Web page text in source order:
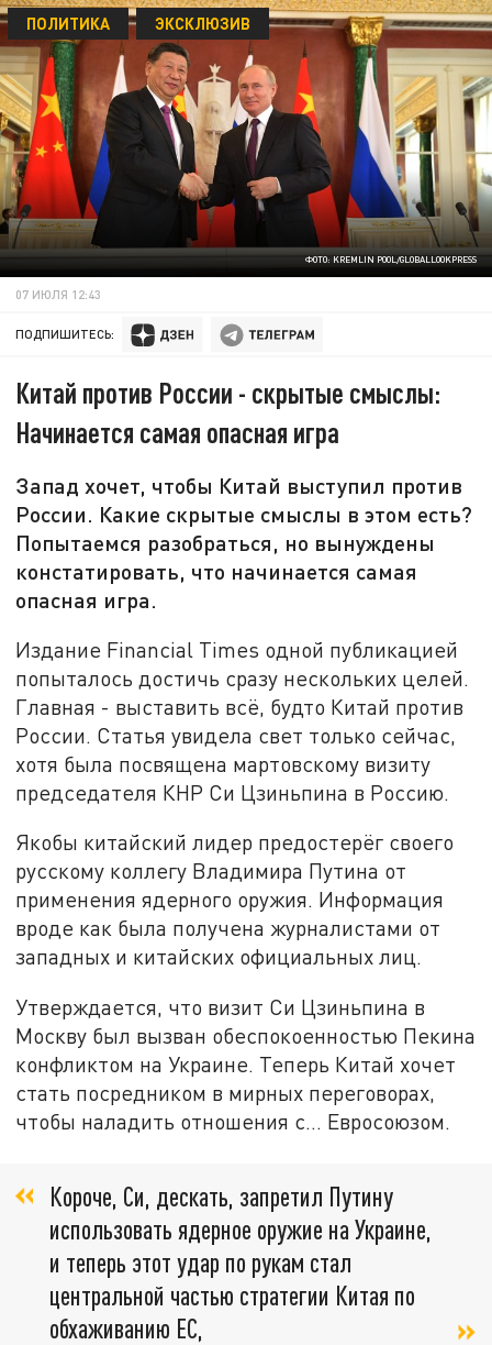
ФОТО: KREMLIN POOL/GLOBALLOOKPRESS
ПОЛИТИКА ЭКСКЛЮЗИВ
07 ИЮЛЯ 12:43
ПОДПИШИТЕСЬ:
Китай против России - скрытые смыслы:
Начинается самая опасная игра
Запад хочет, чтобы Китай выступил против
России. Какие скрытые смыслы в этом есть?
Попытаемся разобраться, но вынуждены
констатировать, что начинается самая
опасная игра.
Издание Financial Times одной публикацией
попыталось достичь сразу нескольких целей.
Главная - выставить всё, будто Китай против
России. Статья увидела свет только сейчас,
хотя была посвящена мартовскому визиту
председателя КНР Си Цзиньпина в Россию.
Якобы китайский лидер предостерёг своего
русскому коллегу Владимира Путина от
применения ядерного оружия. Информация
вроде как была получена журналистами от
западных и китайских официальных лиц.
Утверждается, что визит Си Цзиньпина в
Москву был вызван обеспокоенностью Пекина
конфликтом на Украине. Теперь Китай хочет
стать посредником в мирных переговорах,
чтобы наладить отношения с… Евросоюзом.
Короче, Си, дескать, запретил Путину
использовать ядерное оружие на Украине,
и теперь этот удар по рукам стал
центральной частью стратегии Китая по
обхаживанию ЕС,